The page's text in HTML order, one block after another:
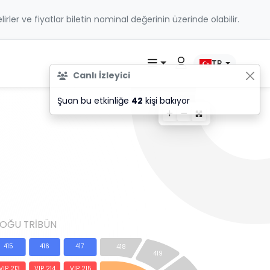
ve fiyatlar biletin nominal değerinin üzerinde olabilir.
TR
419
418
415 416 417
TRİBÜN
Canlı İzleyici
Şuan bu etkinliğe 42 kişi bakıyor